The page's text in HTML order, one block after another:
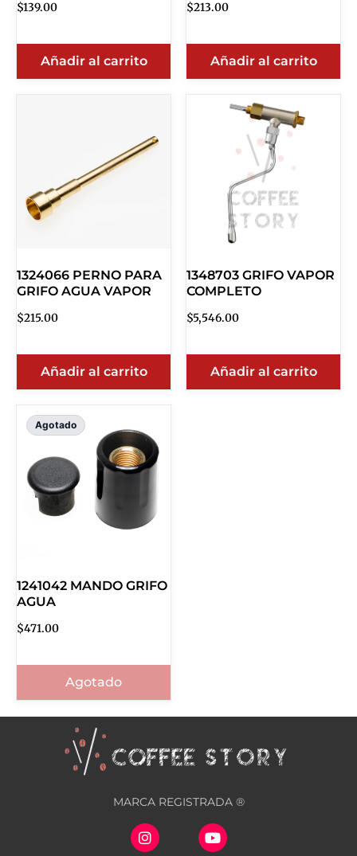
$139.00
Añadir al carrito
$213.00
Añadir al carrito
1324066 PERNO PARA
GRIFO AGUA VAPOR
$215.00
Añadir al carrito
1348703 GRIFO VAPOR
COMPLETO
$5,546.00
Añadir al carrito
Agotado
1241042 MANDO GRIFO
AGUA
$471.00
Agotado
MARCA REGISTRADA ®